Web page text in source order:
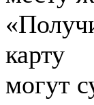
карту
могут